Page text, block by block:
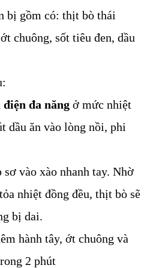
bị gồm có: thịt bò thái
chuông, sốt tiêu đen, dầu
đa năng ở mức nhiệt
dầu ăn vào lòng nồi, phi
vào xào nhanh tay. Nhờ
nhiệt đồng đều, thịt bò sẽ
bị dai.
hành tây, ớt chuông và
2 phút